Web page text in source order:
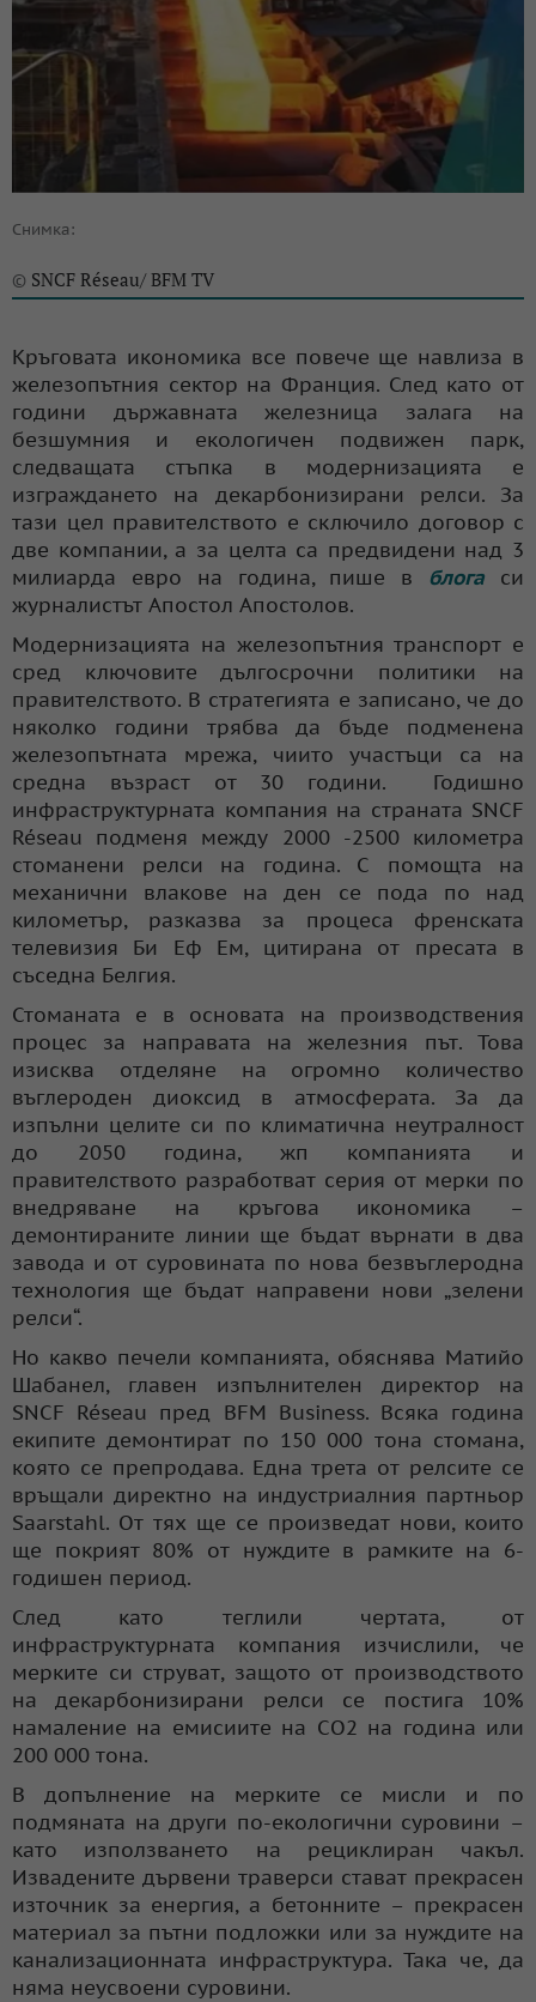
Снимка:
© SNCF Réseau/ BFM TV
Кръговата икономика все повече ще навлиза в
железопътния сектор на Франция. След като от
години държавната железница залага на
безшумния и екологичен подвижен парк,
следващата стъпка в модернизацията е
изграждането на декарбонизирани релси. За
тази цел правителството е сключило договор с
две компании, а за целта са предвидени над 3
милиарда евро на година, пише в блога си
журналистът Апостол Апостолов.
Модернизацията на железопътния транспорт е
сред ключовите дългосрочни политики на
правителството. В стратегията е записано, че до
няколко години трябва да бъде подменена
железопътната мрежа, чиито участъци са на
средна възраст от 30 години. Годишно
инфраструктурната компания на страната SNCF
Réseau подменя между 2000 -2500 километра
стоманени релси на година. С помощта на
механични влакове на ден се пода по над
километър, разказва за процеса френската
телевизия Би Еф Ем, цитирана от пресата в
съседна Белгия.
Стоманата е в основата на производствения
процес за направата на железния път. Това
изисква отделяне на огромно количество
въглероден диоксид в атмосферата. За да
изпълни целите си по климатична неутралност
до 2050 година, жп компанията и
правителството разработват серия от мерки по
внедряване на кръгова икономика –
демонтираните линии ще бъдат върнати в два
завода и от суровината по нова безвъглеродна
технология ще бъдат направени нови „зелени
релси“.
Но какво печели компанията, обяснява Матийо
Шабанел, главен изпълнителен директор на
SNCF Réseau пред BFM Business. Всяка година
екипите демонтират по 150 000 тона стомана,
която се препродава. Една трета от релсите се
връщали директно на индустриалния партньор
Saarstahl. От тях ще се произведат нови, които
ще покрият 80% от нуждите в рамките на 6-
годишен период.
След като теглили чертата, от
инфраструктурната компания изчислили, че
мерките си струват, защото от производството
на декарбонизирани релси се постига 10%
намаление на емисиите на CO2 на година или
200 000 тона.
В допълнение на мерките се мисли и по
подмяната на други по-екологични суровини –
като използването на рециклиран чакъл.
Извадените дървени траверси стават прекрасен
източник за енергия, а бетонните – прекрасен
материал за пътни подложки или за нуждите на
канализационната инфраструктура. Така че, да
няма неусвоени суровини.